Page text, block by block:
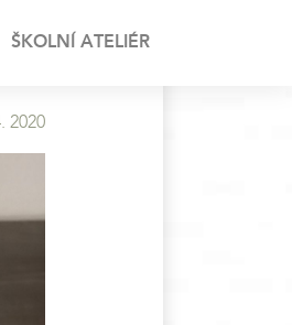
ŠKOLNÍ ATELIÉR
2020